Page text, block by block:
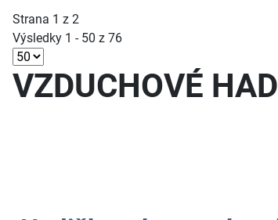
Strana 1 z 2
Výsledky 1 - 50 z 76
VZDUCHOVÉ